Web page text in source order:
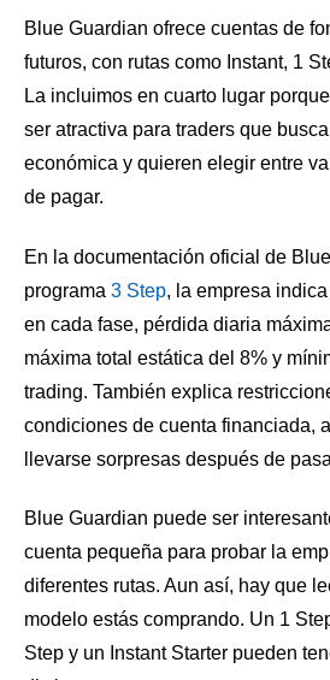
Blue Guardian ofrece cuentas de
futuros, con rutas como Instant, 1
La incluimos en cuarto lugar
ser atractiva para traders que
económica y quieren elegir entre
de pagar.
En la documentación oficial de
programa 3 Step, la empresa
en cada fase, pérdida diaria
máxima total estática del 8% y
trading. También explica
condiciones de cuenta financiada,
llevarse sorpresas después de
Blue Guardian puede ser
cuenta pequeña para probar la
diferentes rutas. Aun así, hay que
modelo estás comprando. Un 1
Step y un Instant Starter pueden